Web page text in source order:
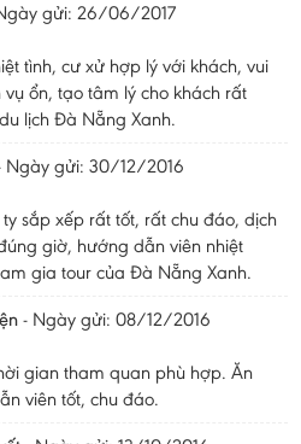
gửi: 26/06/2017
tình, cư xử hợp lý với khách, vui
ổn, tạo tâm lý cho khách rất
lịch Đà Nẵng Xanh.
Ngày gửi: 30/12/2016
sắp xếp rất tốt, rất chu đáo, dịch
giờ, hướng dẫn viên nhiệt
gia tour của Đà Nẵng Xanh.
- Ngày gửi: 08/12/2016
gian tham quan phù hợp. Ăn
viên tốt, chu đáo.